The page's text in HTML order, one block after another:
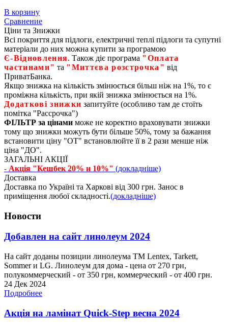
В корзину
Сравнение
Ціни та Знижки
Всі покриття для підлоги, електричні теплі підлоги та супутні
матеріали до них можна купити за програмою
Є‑Відновлення. Також діє програма "Оплата
частинами" та "Миттєва розстрочка" від
ПриватБанка.
Якщо знижка на кількість змінюється більш ніж на 1%, то є
проміжна кількість, при якій знижка змінюється на 1%.
Додаткові знижки запитуйте (особливо там де стоїть
помітка "Рассрочка")
ФІЛЬТР за цінами може не коректно враховувати знижки
тому що знижки можуть бути більше 50%, тому за бажання
встановити ціну "ОТ" встановлюйте її в 2 рази менше ніж
ціна "ДО".
ЗАГАЛЬНІ АКЦІЇ
- Акція "Кешбек 20% и 10%" (докладніше)
Доставка
Доставка по Україні та Харкові від 300 грн. Занос в
приміщення любої складності.(докладніше)
Новости
Добавлен на сайт линолеум 2024
На сайт доданы позиции линолеума ТМ Lentex, Tarkett,
Sommer и LG. Линолеум для дома - цена от 270 грн,
полукоммерческий - от 350 грн, коммерческий - от 400 грн.
24 Дек 2024
Подробнее
Акція на ламінат Quick-Step весна 2024